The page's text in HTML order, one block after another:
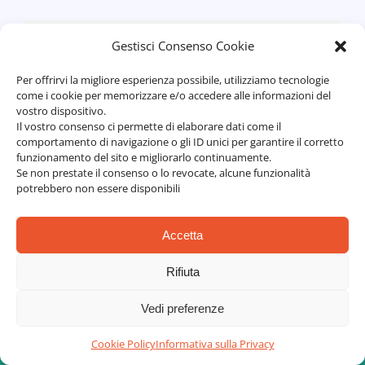
Gestisci Consenso Cookie
Per offrirvi la migliore esperienza possibile, utilizziamo tecnologie
come i cookie per memorizzare e/o accedere alle informazioni del
vostro dispositivo.
Il vostro consenso ci permette di elaborare dati come il
comportamento di navigazione o gli ID unici per garantire il corretto
funzionamento del sito e migliorarlo continuamente.
Se non prestate il consenso o lo revocate, alcune funzionalità
potrebbero non essere disponibili
Accetta
Rifiuta
Vedi preferenze
Cookie PolicyInformativa sulla Privacy